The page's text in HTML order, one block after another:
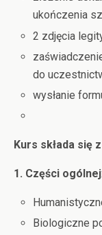
ukończenia
2 zdjęcia
do
wysłanie
Kurs składa się
1. Części ogólnej:
Biologiczne